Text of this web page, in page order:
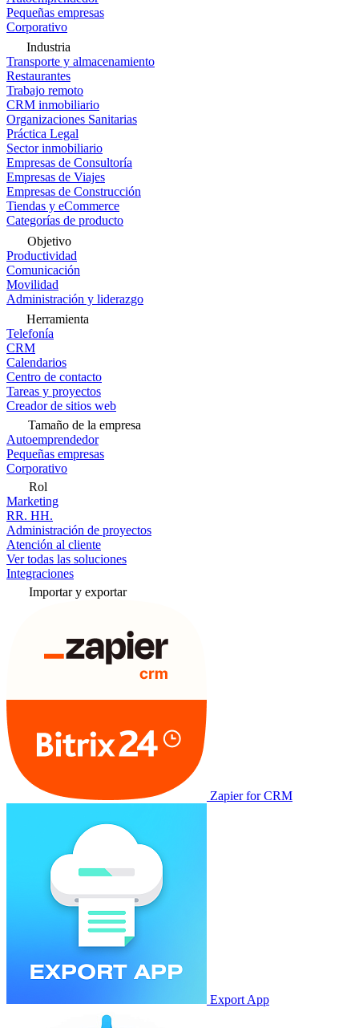
Pequeñas empresas
Corporativo
Industria
Transporte y almacenamiento
Restaurantes
Trabajo remoto
CRM inmobiliario
Organizaciones Sanitarias
Práctica Legal
Sector inmobiliario
Empresas de Consultoría
Empresas de Viajes
Empresas de Construcción
Tiendas y eCommerce
Categorías de producto
Objetivo
Productividad
Comunicación
Movilidad
Administración y liderazgo
Herramienta
Telefonía
CRM
Calendarios
Centro de contacto
Tareas y proyectos
Creador de sitios web
Tamaño de la empresa
Autoemprendedor
Pequeñas empresas
Corporativo
Rol
Marketing
RR. HH.
Administración de proyectos
Atención al cliente
Ver todas las soluciones
Integraciones
Importar y exportar
Zapier for CRM
Export App